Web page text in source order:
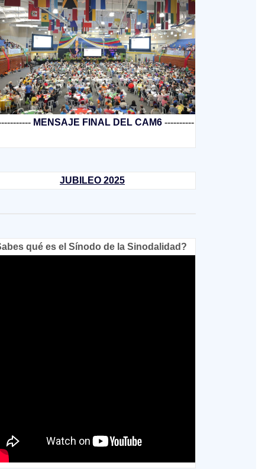
MENSAJE FINAL DEL CAM6 ----------
JUBILEO 2025
qué es el Sínodo de la Sinodalidad?